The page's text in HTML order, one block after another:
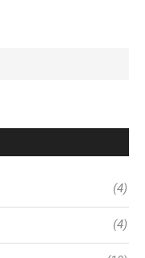
(4)
(4)